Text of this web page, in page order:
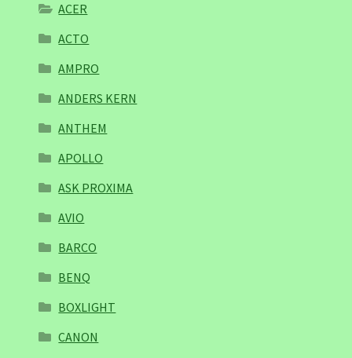
ACER
ACTO
AMPRO
ANDERS KERN
ANTHEM
APOLLO
ASK PROXIMA
AVIO
BARCO
BENQ
BOXLIGHT
CANON